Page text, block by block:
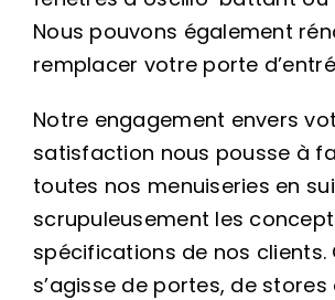
Nous pouvons également
remplacer votre porte
Notre engagement envers
satisfaction nous pousse à
toutes nos menuiseries en
scrupuleusement les
spécifications de nos clients.
s’agisse de portes, de stores